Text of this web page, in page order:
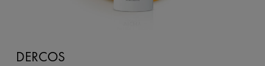
DERCOS